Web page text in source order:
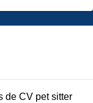
de CV pet sitter